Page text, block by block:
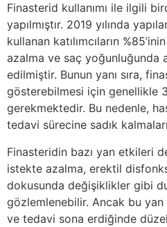
Finasterid kullanımı ile ilgili
yapılmıştır. 2019 yılında
kullanan katılımcıların
azalma ve saç yoğunluğunda
edilmiştir. Bunun yanı sıra,
gösterebilmesi için genellikle
gerekmektedir. Bu nedenle,
tedavi sürecine sadık
Finasteridin bazı yan etkileri
istekte azalma, erektil
dokusunda değişiklikler gibi
gözlemlenebilir. Ancak bu
ve tedavi sona erdiğinde